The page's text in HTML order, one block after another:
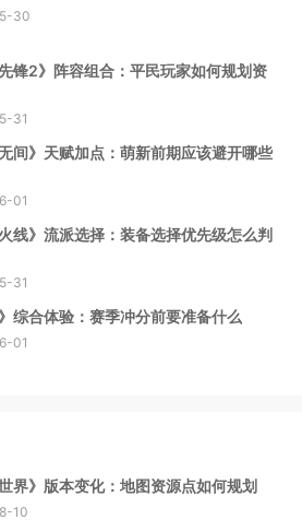
30
先锋2》阵容组合：平民玩家如何规划资
31
无间》天赋加点：萌新前期应该避开哪些
01
火线》流派选择：装备选择优先级怎么判
31
》综合体验：赛季冲分前要准备什么
01
世界》版本变化：地图资源点如何规划
10